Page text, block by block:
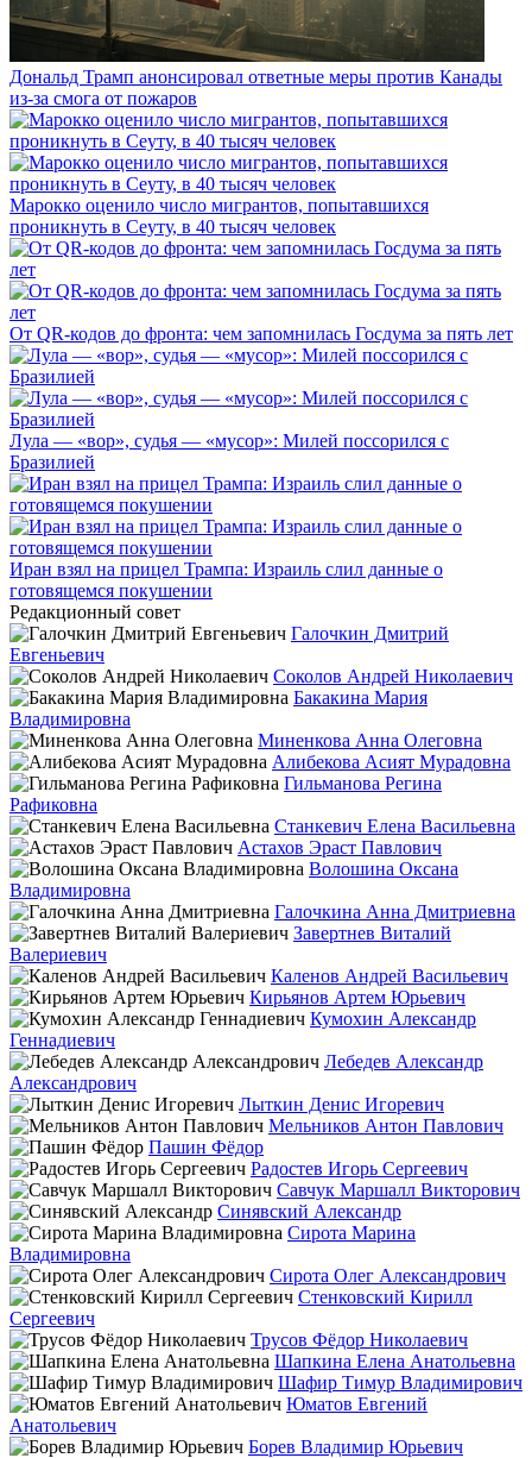
Дональд Трамп анонсировал ответные меры против Канады
из-за смога от пожаров
Марокко оценило число мигрантов, попытавшихся
проникнуть в Сеуту, в 40 тысяч человек
От QR-кодов до фронта: чем запомнилась Госдума за пять лет
Лула — «вор», судья — «мусор»: Милей поссорился с
Бразилией
Иран взял на прицел Трампа: Израиль слил данные о
готовящемся покушении
Редакционный совет
Галочкин Дмитрий
Евгеньевич
Соколов Андрей Николаевич
Бакакина Мария
Владимировна
Миненкова Анна Олеговна
Алибекова Асият Мурадовна
Гильманова Регина
Рафиковна
Станкевич Елена Васильевна
Астахов Эраст Павлович
Волошина Оксана
Владимировна
Галочкина Анна Дмитриевна
Завертнев Виталий
Валериевич
Каленов Андрей Васильевич
Кирьянов Артем Юрьевич
Кумохин Александр
Геннадиевич
Лебедев Александр
Александрович
Лыткин Денис Игоревич
Мельников Антон Павлович
Пашин Фёдор
Радостев Игорь Сергеевич
Савчук Маршалл Викторович
Синявский Александр
Сирота Марина
Владимировна
Сирота Олег Александрович
Стенковский Кирилл
Сергеевич
Трусов Фёдор Николаевич
Шапкина Елена Анатольевна
Шафир Тимур Владимирович
Юматов Евгений
Анатольевич
Борев Владимир Юрьевич